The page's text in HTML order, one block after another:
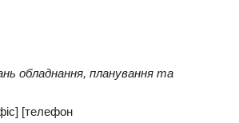
обладнання, планування та
[телефон